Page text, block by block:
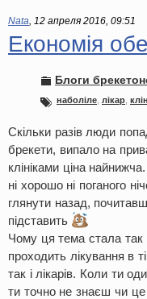
Nata, 12 апреля 2016, 09:51
Економія
Блоги
наболіле лікар
Скільки разів люди
брекети, випало на
клініками ціна
ні хорошо ні поганого
глянути назад,
підставить
Чому ця тема стала так
проходить лікування в
так і лікарів. Коли ти
ти точно не знаєш чи це